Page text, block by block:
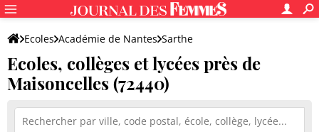
Ecoles Académie de Nantes Sarthe
Ecoles, collèges et lycées près de
Maisoncelles (72440)